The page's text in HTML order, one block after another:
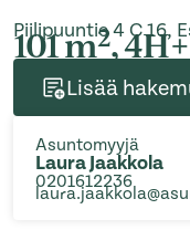
Piilipuuntie 4 C 16,
101 m2,
Lisää
Asuntomyyjä
Laura Jaakkola
0201612236